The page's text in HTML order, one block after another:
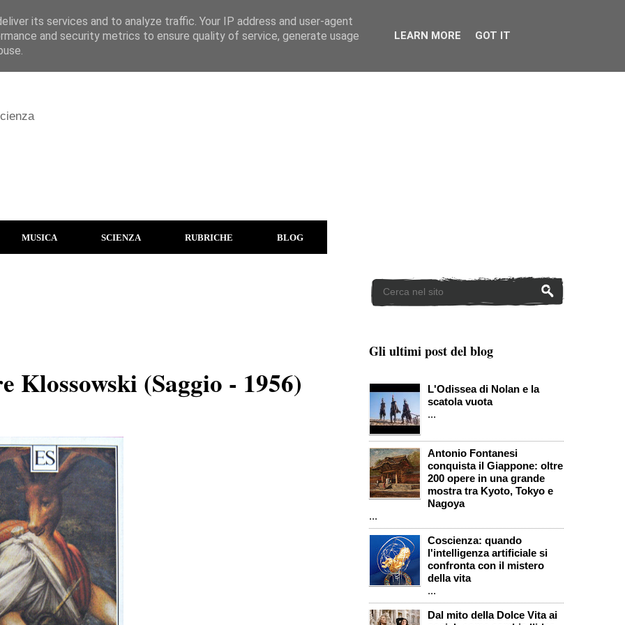
MUSICA SCIENZA RUBRICHE BLOG
Klossowski (Saggio - 1956)
Gli ultimi post del blog
L'Odissea di Nolan e la
scatola vuota
...
Antonio Fontanesi
conquista il Giappone: oltre
200 opere in una grande
mostra tra Kyoto, Tokyo e
Nagoya
...
Coscienza: quando
l'intelligenza artificiale si
confronta con il mistero
della vita
...
Dal mito della Dolce Vita ai
its services and to analyze traffic. Your IP address and user-agent
and security metrics to ensure quality of service, generate usage
LEARN MORE GOT IT